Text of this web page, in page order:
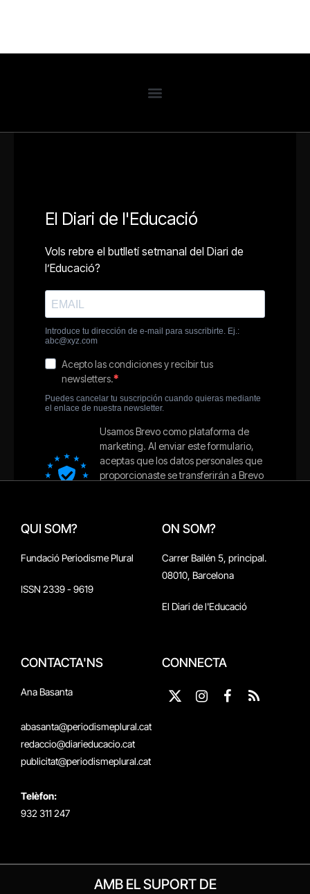
QUI SOM?
Fundació Periodisme Plural
ISSN 2339 - 9619
ON SOM?
Carrer Bailén 5, principal.
08010, Barcelona
El Diari de l'Educació
CONTACTA'NS
Ana Basanta
abasanta@periodismeplural.cat
redaccio@diarieducacio.cat
publicitat@periodismeplural.cat
Telèfon:
932 311 247
CONNECTA
X
Instagram
Facebook
RSS
AMB EL SUPORT DE